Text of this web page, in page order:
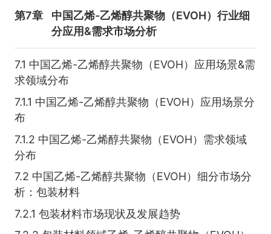
第7章
中国乙烯-乙烯醇共聚物（EVOH）行业细
分应用&需求市场分析
7.1 中国乙烯-乙烯醇共聚物（EVOH）应用场景&需
求领域分布
7.1.1 中国乙烯-乙烯醇共聚物（EVOH）应用场景分
布
7.1.2 中国乙烯-乙烯醇共聚物（EVOH）需求领域
分布
7.2 中国乙烯-乙烯醇共聚物（EVOH）细分市场分
析：包装材料
7.2.1 包装材料市场现状及发展趋势